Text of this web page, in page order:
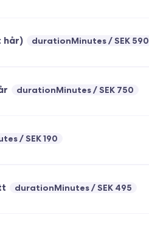
hår) durationMinutes SEK 590
durationMinutes SEK 750
SEK 190
durationMinutes SEK 495